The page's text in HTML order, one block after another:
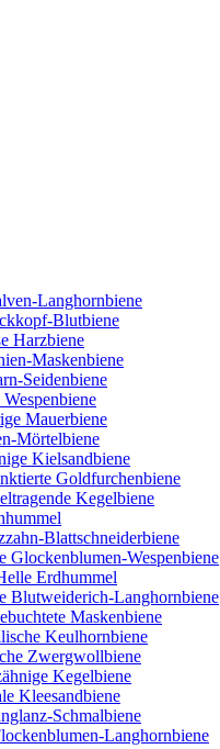
Langhornbiene
Blutbiene
Harzbiene
Maskenbiene
Seidenbiene
Mauerbiene
Mörtelbiene
Kielsandbiene
Goldfurchenbiene
Kegelbiene
Blattschneiderbiene
Glockenblumen-Wespenbiene
Erdhummel
Blutweiderich-Langhornbiene
Maskenbiene
Keulhornbiene
Zwergwollbiene
Kegelbiene
Kleesandbiene
Schmalbiene
Langhornbiene